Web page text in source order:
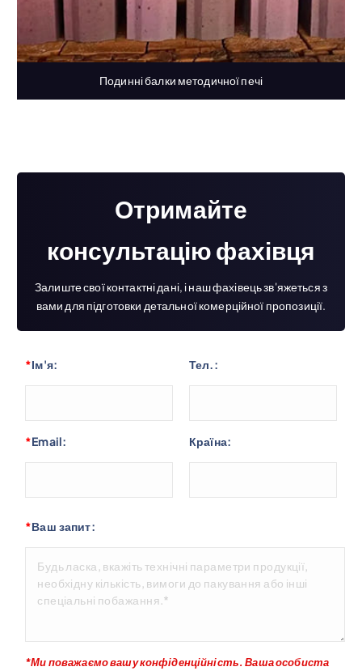
Подинні балки методичної печі
Отримайте
консультацію фахівця
Залиште свої контактні дані, і наш фахівець зв'яжеться з
вами для підготовки детальної комерційної пропозиції.
*Ім'я:
*Email:
Тел.:
Країна:
*Ваш запит:
*Ми поважаємо вашу конфіденційність. Ваша особиста